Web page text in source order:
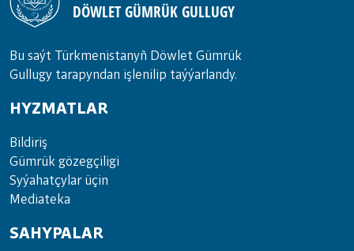
DÖWLET GÜMRÜK GULLUGY
Bu saýt Türkmenistanyñ Döwlet Gümrük
Gullugy tarapyndan işlenilip taýýarlandy.
HYZMATLAR
Bil­di­riş
Güm­rük gö­zeg­çi­li­gi
Sy­ýa­hat­çy­lar ü­çin
Media­teka
SAHYPALAR